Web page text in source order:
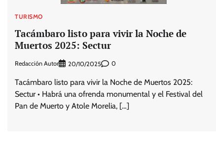
TURISMO
Tacámbaro listo para vivir la Noche de
Muertos 2025: Sectur
Redacción Autor 20/10/2025 0
Tacámbaro listo para vivir la Noche de Muertos 2025:
Sectur • Habrá una ofrenda monumental y el Festival del
Pan de Muerto y Atole Morelia, […]